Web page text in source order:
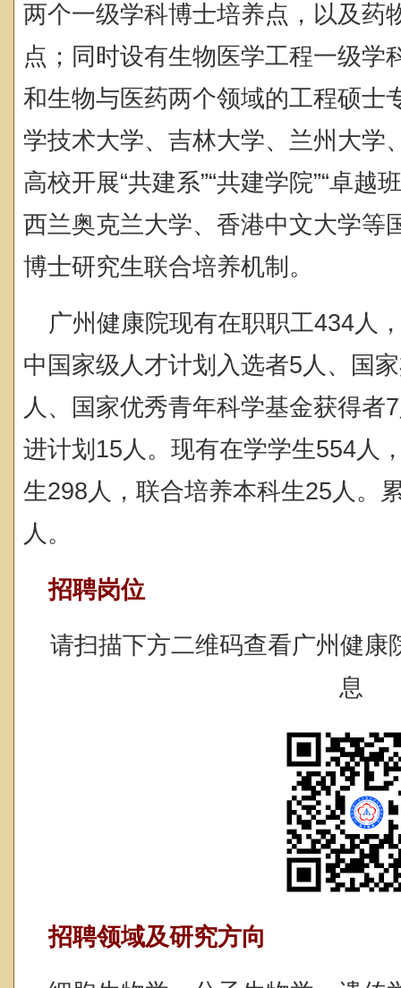
两个一级学科博士培养点，以及药
点；同时设有生物医学工程一级学
和生物与医药两个领域的工程硕士
学技术大学、吉林大学、兰州大学
高校开展“共建系”“共建学院”“卓越
西兰奥克兰大学、 香港中文大学等
博士研究生联合培养机制。
广州健康院现有在职职工434人
中国家级人才计划入选者5人、国
人、国家优秀青年科学基金获得者
进计划15人。现有在学学生554人
生298人，联合培养本科生25人。
人。
招聘岗位
请扫描下方二维码查看广州健康
息
招聘领域及研究方向